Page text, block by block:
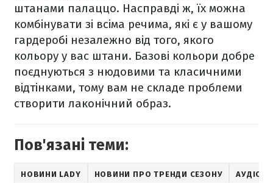
штанами палаццо. Насправді ж, їх можна
комбінувати зі всіма речима, які є у вашому
гардеробі незалежно від того, якого
кольору у вас штани. Базові кольори добре
поєднуються з нюдовими та класичними
відтінками, тому вам не складе проблеми
створити лаконічний образ.
Пов'язані теми:
НОВИНИ LADY НОВИНИ ПРО ТРЕНДИ СЕЗОНУ